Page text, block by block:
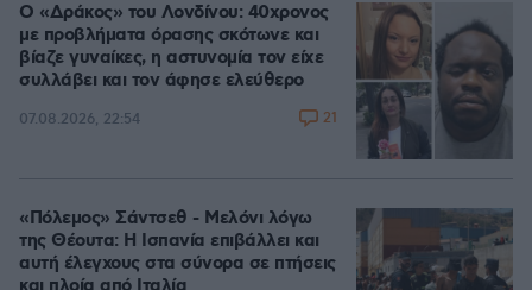
Ο «Δράκος» του Λονδίνου: 40χρονος
με προβλήματα όρασης σκότωνε και
βίαζε γυναίκες, η αστυνομία τον είχε
συλλάβει και τον άφησε ελεύθερο
07.08.2026, 22:54 21
«Πόλεμος» Σάντσεθ - Μελόνι λόγω
της Θέουτα: Η Ισπανία επιβάλλει και
αυτή έλεγχους στα σύνορα σε πτήσεις